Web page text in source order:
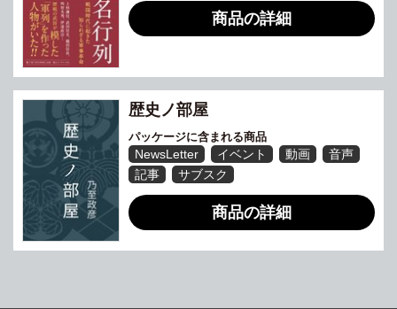
商品の詳細
歴史ノ部屋
パッケージに含まれる商品
NewsLetter イベント 動画
音声
記事
サブスク
商品の詳細